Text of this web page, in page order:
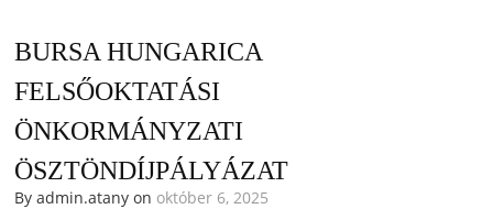
BURSA HUNGARICA
FELSŐOKTATÁSI
ÖNKORMÁNYZATI
ÖSZTÖNDÍJPÁLYÁZAT
By admin.atany on október 6, 2025